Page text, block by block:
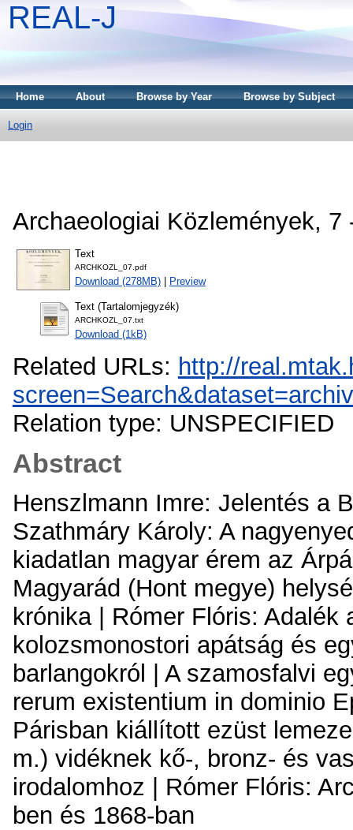
REAL-J
Home About Browse by Year Browse by Subject
Login
Archaeologiai Közlemények, 7
Text
ARCHKOZL_07.pdf
Download (278MB)| Preview
Text (Tartalomjegyzék)
ARCHKOZL_07.txt
Download (1kB)
Related URLs: http://
Relation type: UNSPECIFIED
Abstract
Henszlmann Imre: Jelentés a
Szathmáry Károly: A
kiadatlan magyar érem az
Magyarád (Hont megye)
krónika | Rómer Flóris:
kolozsmonostori apátság és
barlangokról | A szamosfalvi
rerum existentium in dominio
Párisban kiállított ezüst
m.) vidéknek kő-, bronz- és
irodalomhoz | Rómer Flóris:
ben és 1868-ban